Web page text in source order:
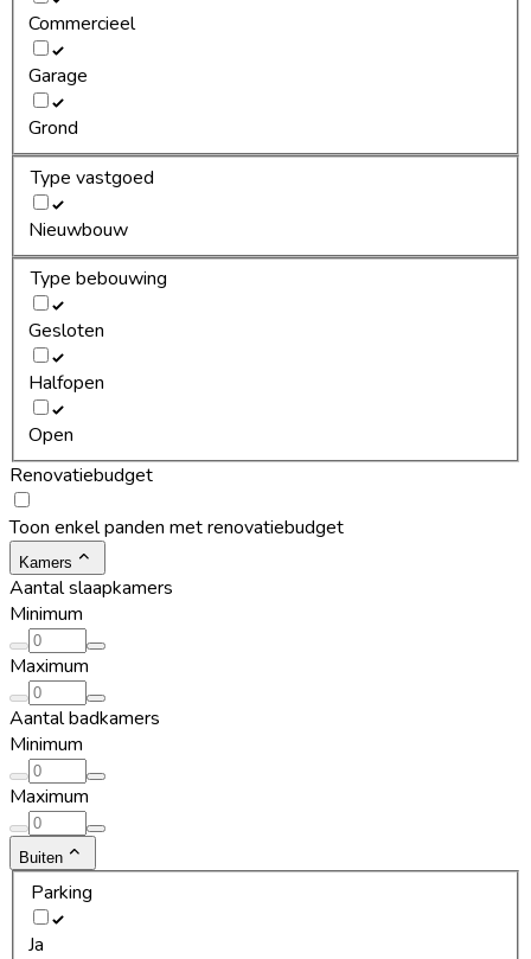
Commercieel
Garage
Grond
Type vastgoed
Nieuwbouw
Type bebouwing
Gesloten
Halfopen
Open
Renovatiebudget
Toon enkel panden met renovatiebudget
Kamers
Aantal slaapkamers
Minimum
Maximum
Aantal badkamers
Minimum
Maximum
Buiten
Parking
Ja